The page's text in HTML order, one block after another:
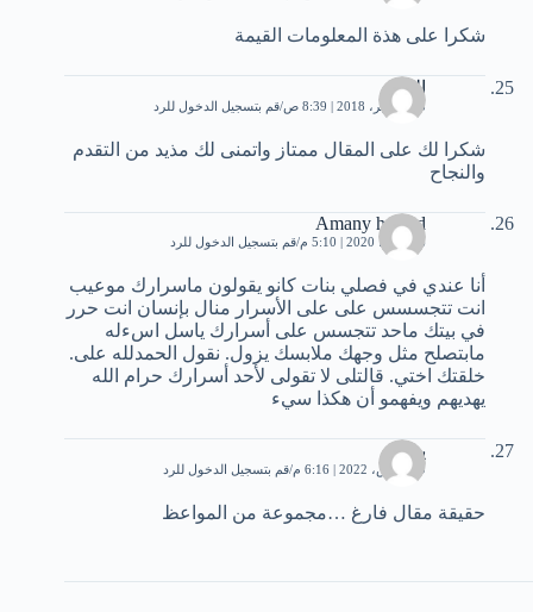
شكرا على هذة المعلومات القيمة
الفريد
15 نوفمبر، 2018 | 8:39 ص قم بتسجيل الدخول للرد
شكرا لك على المقال ممتاز واتمنى لك مذيد من التقدم
والنجاح
Amany hamed
26 يونيو، 2020 | 5:10 م قم بتسجيل الدخول للرد
أنا عندي في فصلي بنات كانو يقولون ماسرارك موعيب
انت تتجسسس على على الأسرار منال بإنسان انت حرر
في بيتك ماحد تتجسس على أسرارك ياسل اسءله
مابتصلح مثل وجهك ملابسك يزول. نقول الحمدلله على.
خلقتك اختي. قالتلى لا تقولى لأحد أسرارك حرام الله
يهديهم ويفهمو أن هكذا سيء
يسين
29 مارس، 2022 | 6:16 م قم بتسجيل الدخول للرد
حقيقة مقال فارغ …مجموعة من المواعظ